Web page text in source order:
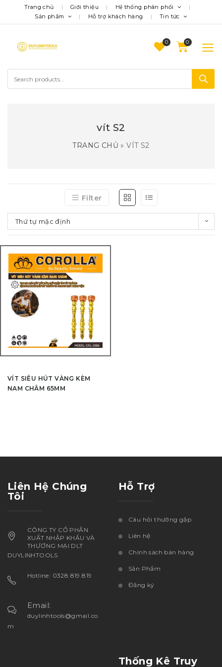
Trang chủ Giới thiệu
Hệ thống phân phối
Sản phẩm
Hỗ trợ khách hàng Tin tức
0
vít S2
TRANG CHỦ »VÍT S2
Filter
Thứ tự mặc định
VÍT SIÊU HÚT VÀNG KÈM
NAM CHÂM 65MM
Liên Hệ Chúng
Tôi
CÔNG TY CỔ PHẦN
XUẤT NHẬP KHẨU VÀ
THƯƠNG MẠI DLT
DUYLINHTOOLS
Hotline: 0328.819.819
Email:
duylinhtools@gmail.co
m
Hỗ Trợ
Câu hỏi thường gặp
Liên hệ
Chính sách bán hàng
Sản Phẩm
Đăng ký
Thống Kê Truy